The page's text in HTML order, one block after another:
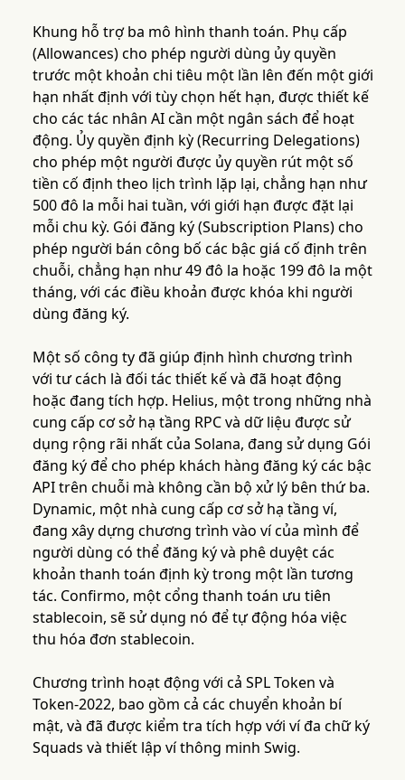
Khung hỗ trợ ba mô hình thanh toán. Phụ cấp
(Allowances) cho phép người dùng ủy quyền
trước một khoản chi tiêu một lần lên đến một giới
hạn nhất định với tùy chọn hết hạn, được thiết kế
cho các tác nhân AI cần một ngân sách để hoạt
động. Ủy quyền định kỳ (Recurring Delegations)
cho phép một người được ủy quyền rút một số
tiền cố định theo lịch trình lặp lại, chẳng hạn như
500 đô la mỗi hai tuần, với giới hạn được đặt lại
mỗi chu kỳ. Gói đăng ký (Subscription Plans) cho
phép người bán công bố các bậc giá cố định trên
chuỗi, chẳng hạn như 49 đô la hoặc 199 đô la một
tháng, với các điều khoản được khóa khi người
dùng đăng ký.
Một số công ty đã giúp định hình chương trình
với tư cách là đối tác thiết kế và đã hoạt động
hoặc đang tích hợp. Helius, một trong những nhà
cung cấp cơ sở hạ tầng RPC và dữ liệu được sử
dụng rộng rãi nhất của Solana, đang sử dụng Gói
đăng ký để cho phép khách hàng đăng ký các bậc
API trên chuỗi mà không cần bộ xử lý bên thứ ba.
Dynamic, một nhà cung cấp cơ sở hạ tầng ví,
đang xây dựng chương trình vào ví của mình để
người dùng có thể đăng ký và phê duyệt các
khoản thanh toán định kỳ trong một lần tương
tác. Confirmo, một cổng thanh toán ưu tiên
stablecoin, sẽ sử dụng nó để tự động hóa việc
thu hóa đơn stablecoin.
Chương trình hoạt động với cả SPL Token và
Token-2022, bao gồm cả các chuyển khoản bí
mật, và đã được kiểm tra tích hợp với ví đa chữ ký
Squads và thiết lập ví thông minh Swig.